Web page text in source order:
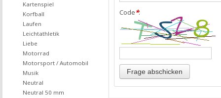
Code*:
Kartenspiel
Korfball
Laufen
Leichtathletik
Liebe
Motorrad
Motorsport / Automobil
Musik
Neutral
Neutral 50 mm